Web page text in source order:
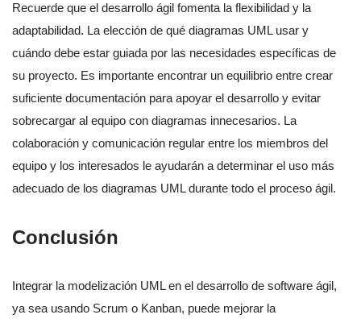
Recuerde que el desarrollo ágil fomenta la flexibilidad y la
adaptabilidad. La elección de qué diagramas UML usar y
cuándo debe estar guiada por las necesidades específicas de
su proyecto. Es importante encontrar un equilibrio entre crear
suficiente documentación para apoyar el desarrollo y evitar
sobrecargar al equipo con diagramas innecesarios. La
colaboración y comunicación regular entre los miembros del
equipo y los interesados le ayudarán a determinar el uso más
adecuado de los diagramas UML durante todo el proceso ágil.
Conclusión
Integrar la modelización UML en el desarrollo de software ágil,
ya sea usando Scrum o Kanban, puede mejorar la